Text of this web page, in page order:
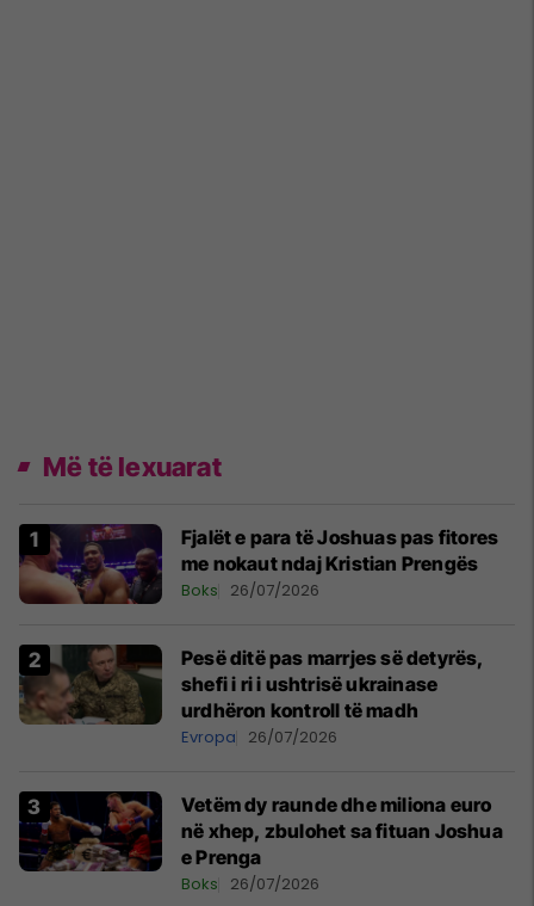
Më të lexuarat
Fjalët e para të Joshuas pas fitores
me nokaut ndaj Kristian Prengës
Boks 26/07/2026
Pesë ditë pas marrjes së detyrës,
shefi i ri i ushtrisë ukrainase
urdhëron kontroll të madh
Evropa 26/07/2026
Vetëm dy raunde dhe miliona euro
në xhep, zbulohet sa fituan Joshua
e Prenga
Boks 26/07/2026